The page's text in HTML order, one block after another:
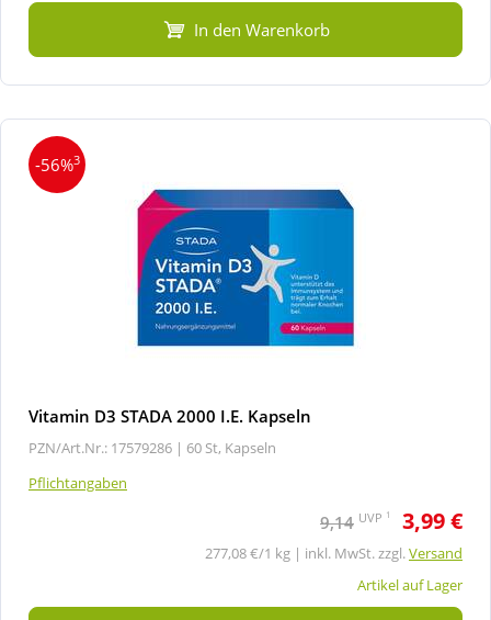
In den Warenkorb
-56%3
Vitamin D3 STADA 2000 I.E. Kapseln
PZN/Art.Nr.: 17579286 | 60 St, Kapseln
Pflichtangaben
9,14 UVP 1 3,99 €
277,08 €/1 kg | inkl. MwSt. zzgl.Versand
Artikel auf Lager